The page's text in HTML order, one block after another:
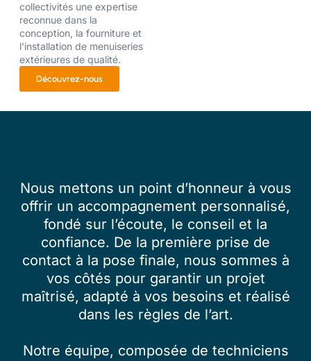
collectivités une expertise
reconnue dans la
conception, la fourniture et
l’installation de menuiseries
extérieures de qualité.
Découvrez-nous
Nous mettons un point d’honneur à vous
offrir un accompagnement personnalisé,
fondé sur l’écoute, le conseil et la
confiance. De la première prise de
contact à la pose finale, nous sommes à
vos côtés pour garantir un projet
maîtrisé, adapté à vos besoins et réalisé
dans les règles de l’art.
Notre équipe, composée de techniciens